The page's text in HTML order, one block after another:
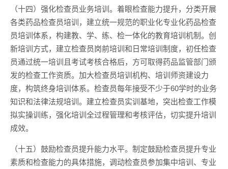
（十四）强化检查员业务培训。着眼检查能力提升，分类开展
各类药品检查员培训，建立统一规范的职业化专业化药品检查
员培训体系，构建教、学、练、检一体化的教育培训机制。创
新培训方式，建立检查员岗前培训和日常培训制度，初任检查
员通过统一培训且考试考核合格后，方可取得药品监管部门颁
发的检查工作资质。加大检查员培训机构、培训师资建设力
度，构筑终身培训体系。检查员每年接受不少于60学时的业务
知识和法律法规培训。建立检查员实训基地，突出检查工作模
拟实操训练，强化培训全过程管理和考核评估，切实提升培训
成效。
（十五）鼓励检查员提升能力水平。制定鼓励检查员提升专业
素质和检查能力的具体措施，调动检查员参加集中培训、专业